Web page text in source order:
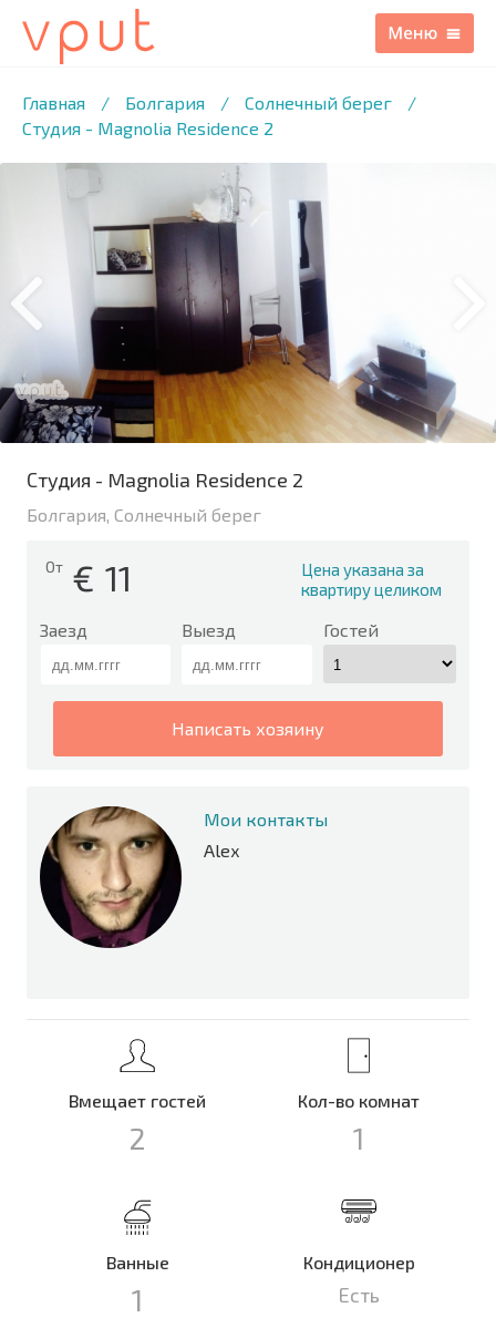
Главная / Болгария / Солнечный берег
/
Студия - Magnolia Residence 2
/22 ФОТО
Студия - Magnolia Residence 2
Болгария, Солнечный берег
От € 11
Цена указана за
квартиру целиком
Заезд Выезд Гостей
написать хозяину
Мои контакты
Alex
Вмещает гостей
2
Кол-во комнат
1
Ванные
1
Кондиционер
Есть